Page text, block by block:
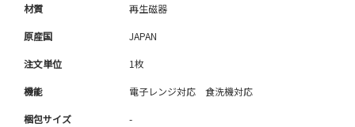
材質 再生磁器
原産国 JAPAN
注文単位 1枚
機能 電子レンジ対応 食洗機対応
梱包サイズ -